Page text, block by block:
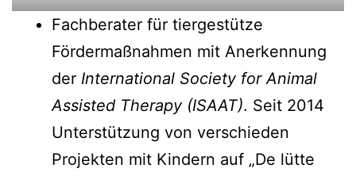
Fachberater für tiergestütze
Fördermaßnahmen mit Anerkennung
der International Society for Animal
Assisted Therapy (ISAAT). Seit 2014
Unterstützung von verschieden
Projekten mit Kindern auf „De lütte